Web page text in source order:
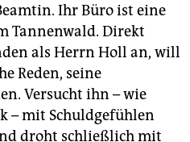
Ihr Büro ist eine
Tannenwald. Direkt
als Herrn Holl an, will
Reden, seine
Versucht ihn – wie
– mit Schuldgefühlen
droht schließlich mit